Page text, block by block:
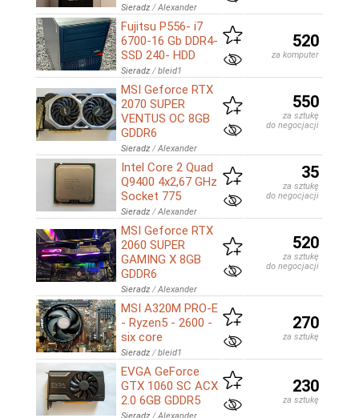
Sieradz /Alexander
Fujitsu P556- i7
6700-16 Gb DDR4-
SSD 240- HDD
Sieradz /bleid1
520
za komputer
MSI Geforce RTX
2070 SUPER
VENTUS OC 8GB
GDDR6
Sieradz /Alexander
550
za sztukę
do negocjacji
Intel Core 2 Quad
Q9400 4x2,67 GHz
Socket 775
Sieradz /Alexander
35
za sztukę
do negocjacji
MSI Geforce RTX
2060 SUPER
GAMING X 8GB
GDDR6
Sieradz /Alexander
520
za sztukę
do negocjacji
MSI A320M PRO-E
- Ryzen5 - 2600 -
six core
Sieradz /bleid1
270
za sztukę
EVGA GeForce
GTX 1060 SC ACX
2.0 6GB GDDR5
230
za sztukę